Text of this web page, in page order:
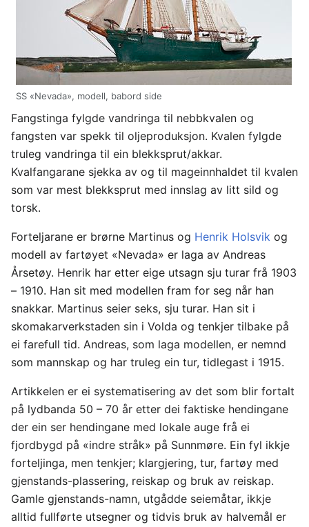
SS «Nevada», modell, babord side
Fangstinga fylgde vandringa til nebbkvalen og
fangsten var spekk til oljeproduksjon. Kvalen fylgde
truleg vandringa til ein blekksprut/akkar.
Kvalfangarane sjekka av og til mageinnhaldet til kvalen
som var mest blekksprut med innslag av litt sild og
torsk.
Forteljarane er brørne Martinus og Henrik Holsvik og
modell av fartøyet «Nevada» er laga av Andreas
Årsetøy. Henrik har etter eige utsagn sju turar frå 1903
– 1910. Han sit med modellen fram for seg når han
snakkar. Martinus seier seks, sju turar. Han sit i
skomakarverkstaden sin i Volda og tenkjer tilbake på
ei farefull tid. Andreas, som laga modellen, er nemnd
som mannskap og har truleg ein tur, tidlegast i 1915.
Artikkelen er ei systematisering av det som blir fortalt
på lydbanda 50 – 70 år etter dei faktiske hendingane
der ein ser hendingane med lokale auge frå ei
fjordbygd på «indre stråk» på Sunnmøre. Ein fyl ikkje
forteljinga, men tenkjer; klargjering, tur, fartøy med
gjenstands-plassering, reiskap og bruk av reiskap.
Gamle gjenstands-namn, utgådde seiemåtar, ikkje
alltid fullførte utsegner og tidvis bruk av halvemål er